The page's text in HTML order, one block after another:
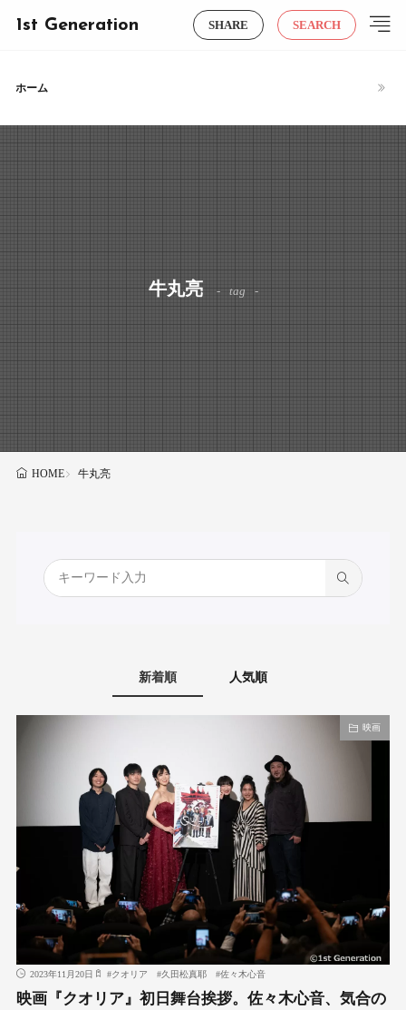
1st Generation SHARE SEARCH
ホーム
牛丸亮 tag
HOME 牛丸亮
新着順 人気順
映画
2023年11月20日 #クオリア #久田松真耶 #佐々木心音
映画『クオリア』初日舞台挨拶。佐々木心音、気合の